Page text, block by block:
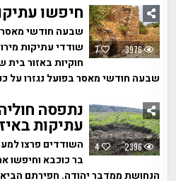
7 3976
חיפשו
שבעה חודשי מאסר
שודדי עתיקות
חוקיות באזור
שבעה חודשי מאסר בפועל נגזרו על
4 2396
נתפסה
עתיקות
השודדים פרצו
בר כוכבא וחיפשו
הנחושת ממדבר יהודה. חפירתם